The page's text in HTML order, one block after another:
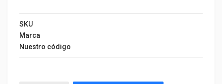
SKU
Marca
Nuestro código